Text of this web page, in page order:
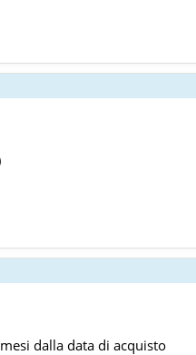
dalla data di acquisto